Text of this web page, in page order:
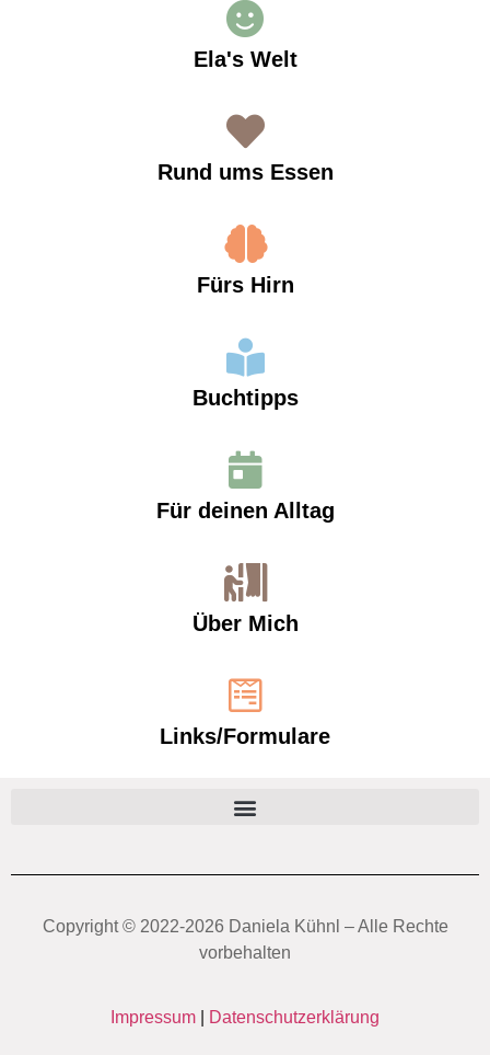
Ela's Welt
Rund ums Essen
Fürs Hirn
Buchtipps
Für deinen Alltag
Über Mich
Links/Formulare
Copyright ©️ 2022-2026 Daniela Kühnl – Alle Rechte
vorbehalten
Impressum Datenschutzerklärung